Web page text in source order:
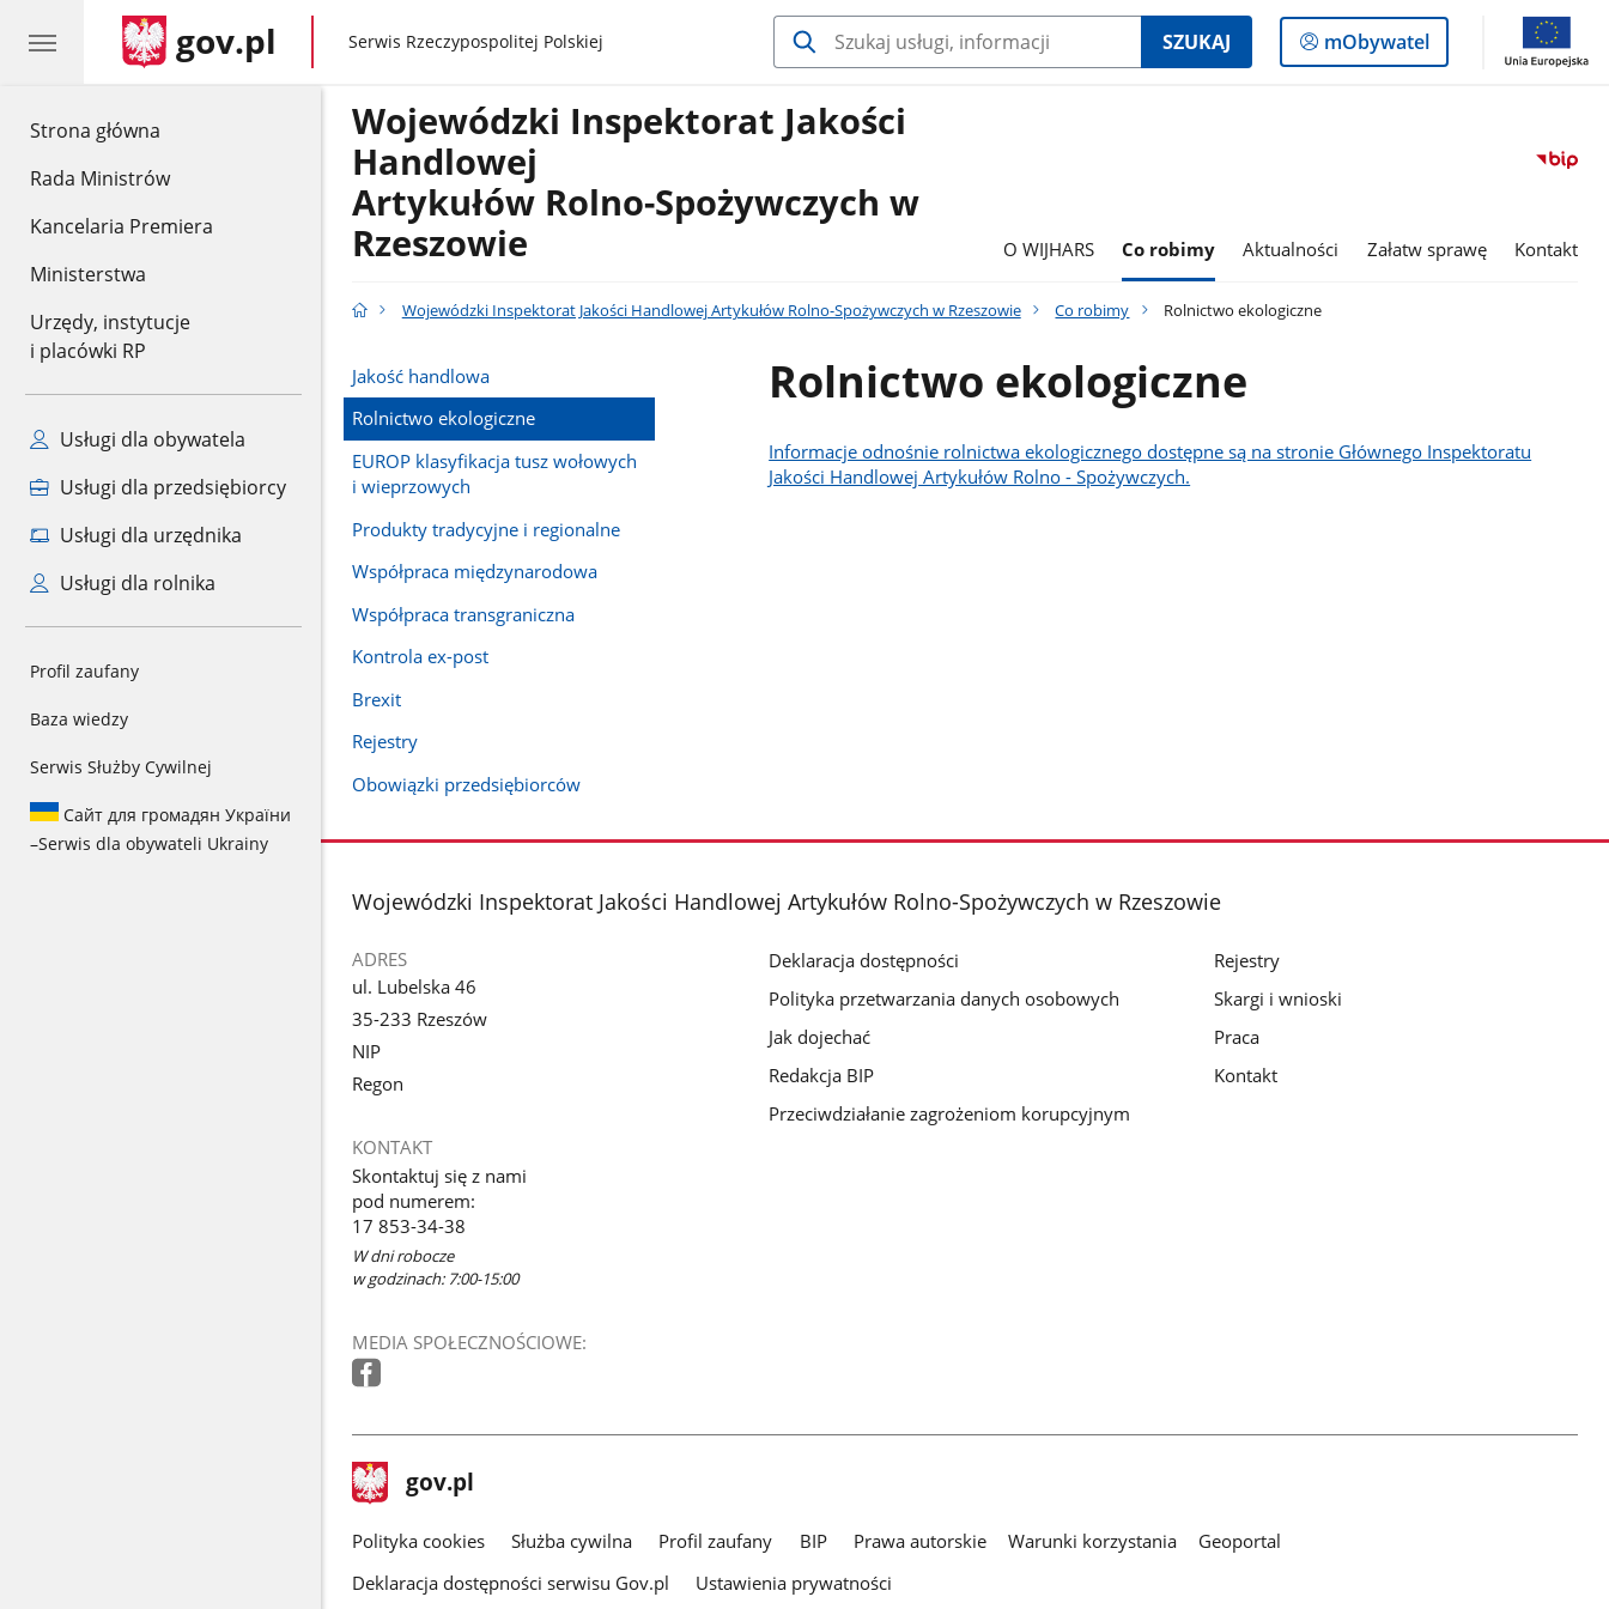
Strona główna
Rada Ministrów
Kancelaria Premiera
Ministerstwa
Urzędy, instytucje
i placówki RP
Usługi dla obywatela
Usługi dla przedsiębiorcy
Usługi dla urzędnika
Usługi dla rolnika
Profil zaufany
Baza wiedzy
Serwis Służby Cywilnej
Сайт для громадян України
–Serwis dla obywateli Ukrainy
gov.pl gov.pl
Serwis Rzeczypospolitej Polskiej SZUKAJ
Logowanie
do
mObywatel
Wojewódzki Inspektorat Jakości
Handlowej
Artykułów Rolno-Spożywczych w
Rzeszowie
O WIJHARS Co robimy Aktualności Załatw sprawę Kontakt
Wojewódzki Inspektorat Jakości Handlowej Artykułów Rolno-Spożywczych w Rzeszowie Co robimy Rolnictwo ekologiczne
Jakość handlowa
Rolnictwo ekologiczne
EUROP klasyfikacja tusz wołowych
i wieprzowych
Produkty tradycyjne i regionalne
Współpraca międzynarodowa
Współpraca transgraniczna
Kontrola ex-post
Brexit
Rejestry
Obowiązki przedsiębiorców
Rolnictwo ekologiczne
Informacje odnośnie rolnictwa ekologicznego dostępne są na stronie Głównego Inspektoratu
Jakości Handlowej Artykułów Rolno - Spożywczych.
stopka
Wojewódzki Inspektorat Jakości Handlowej Artykułów Rolno-Spożywczych w Rzeszowie
ADRES
ul. Lubelska 46
35-233 Rzeszów
NIP
Regon
KONTAKT
Skontaktuj się z nami
pod numerem:
17 853-34-38
W dni robocze
w godzinach: 7:00-15:00
MEDIA SPOŁECZNOŚCIOWE:
Deklaracja dostępności
Polityka przetwarzania danych osobowych
Jak dojechać
Redakcja BIP
Przeciwdziałanie zagrożeniom korupcyjnym
Rejestry
Skargi i wnioski
Praca
Kontakt
stopka
gov.pl Strona
gov.pl
gov.pl
Polityka cookies Służba cywilna Profil zaufany BIP Prawa autorskie Warunki korzystania
Geoportal
Deklaracja dostępności serwisu Gov.pl
Ustawienia prywatności